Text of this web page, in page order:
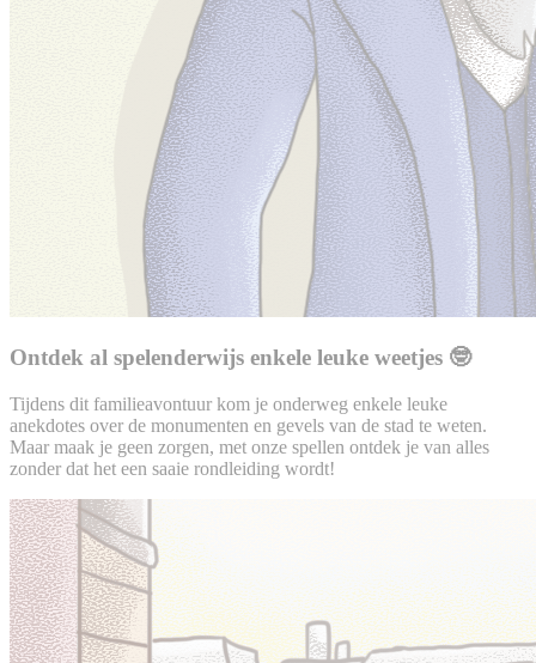
Ontdek al spelenderwijs enkele leuke weetjes 🤓
Tijdens dit familieavontuur kom je onderweg enkele leuke
anekdotes over de monumenten en gevels van de stad te weten.
Maar maak je geen zorgen, met onze spellen ontdek je van alles
zonder dat het een saaie rondleiding wordt!